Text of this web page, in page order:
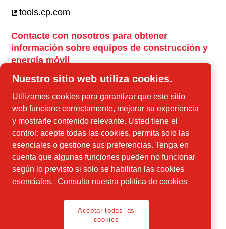
tools.cp.com
Contacte con nosotros para obtener
información sobre equipos de construcción y
energía móvil
power-technique.cp.com
Instagram
Facebook
Linkedin
YouTube
Nuestro sitio web utiliza cookies.
Utilizamos cookies para garantizar que este sitio
web funcione correctamente, mejorar su experiencia
y mostrarle contenido relevante. Usted tiene el
control: acepte todas las cookies, permita solo las
esenciales o gestione sus preferencias. Tenga en
cuenta que algunas funciones pueden no funcionar
según lo previsto si solo se habilitan las cookies
esenciales. Consulta nuestra política de cookies
Aceptar todas las
cookies